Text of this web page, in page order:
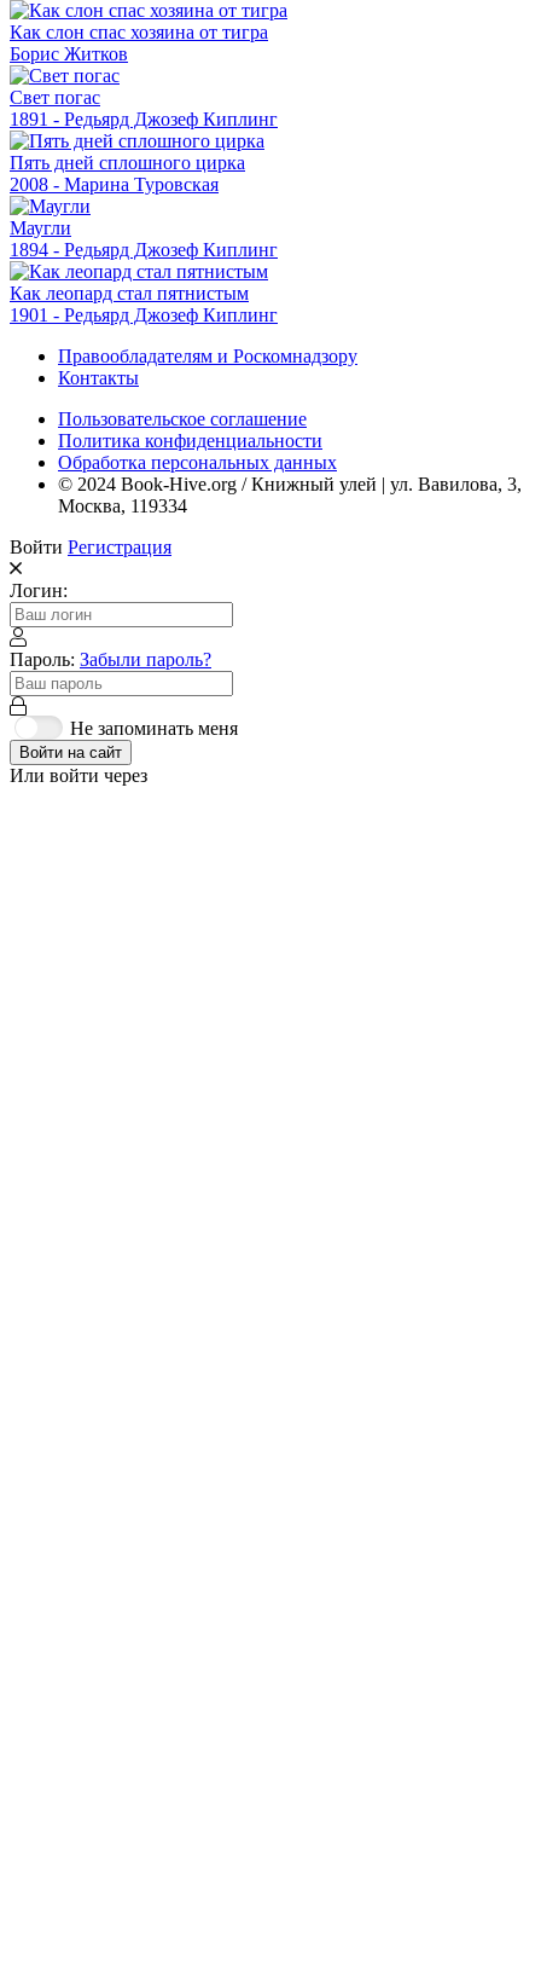
Как слон спас хозяина от тигра
Борис Житков
Свет погас
1891 - Редьярд Джозеф Киплинг
Пять дней сплошного цирка
2008 - Марина Туровская
Маугли
1894 - Редьярд Джозеф Киплинг
Как леопард стал пятнистым
1901 - Редьярд Джозеф Киплинг
Правообладателям и Роскомнадзору
Контакты
Пользовательское соглашение
Политика конфиденциальности
Обработка персональных данных
© 2024 Book-Hive.org / Книжный улей | ул. Вавилова, 3,
Москва, 119334
Войти Регистрация
Логин:
Пароль: Забыли пароль?
Не запоминать меня
Войти на сайт
Или войти через